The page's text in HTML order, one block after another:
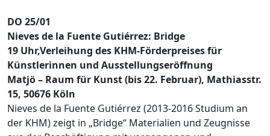
DO 25/01
Nieves de la Fuente Gutiérrez: Bridge
19 Uhr,Verleihung des KHM-Förderpreises für
Künstlerinnen und Ausstellungseröffnung
Matjö – Raum für Kunst (bis 22. Februar), Mathiasstr.
15, 50676 Köln
Nieves de la Fuente Gutiérrez (2013-2016 Studium an
der KHM) zeigt in „Bridge“ Materialien und Zeugnisse